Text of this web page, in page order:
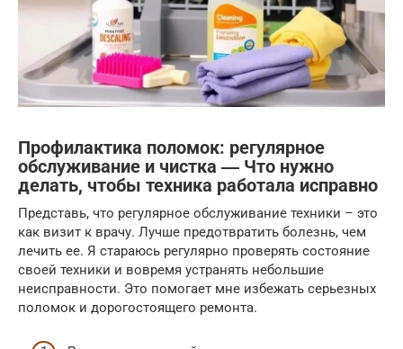
Профилактика поломок: регулярное
обслуживание и чистка ― Что нужно
делать, чтобы техника работала исправно
Представь, что регулярное обслуживание техники – это
как визит к врачу. Лучше предотвратить болезнь, чем
лечить ее. Я стараюсь регулярно проверять состояние
своей техники и вовремя устранять небольшие
неисправности. Это помогает мне избежать серьезных
поломок и дорогостоящего ремонта.